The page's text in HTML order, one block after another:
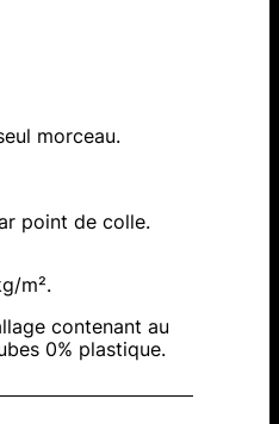
morceau.
point de colle.
m².
contenant au
0% plastique.